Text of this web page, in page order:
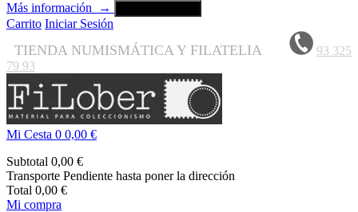
Más información
→
Carrito Iniciar Sesión
TIENDA NUMISMÁTICA Y FILATELIA
93 325
79 93
Mi Cesta 0 0,00 €
Subtotal 0,00 €
Transporte Pendiente hasta poner la dirección
Total 0,00 €
Mi compra